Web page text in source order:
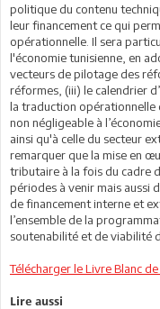
politique du contenu
leur financement ce qui
opérationnelle. Il sera
l'économie tunisienne, en
vecteurs de pilotage des
réformes, (iii) le calendrier
la traduction opérationnelle
non négligeable à
ainsi qu'à celle du secteur
remarquer que la mise en
tributaire à la fois du cadre
périodes à venir mais aussi
de financement interne et
l’ensemble de la
soutenabilité et de viabilité
Télécharger le Livre Blanc
Lire aussi